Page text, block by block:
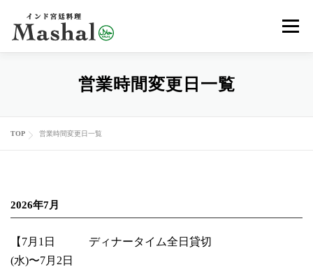
メニ
デリバリー ご予約 アクセス
レッスン イベント
営業時間変更日一覧
TOP 営業時間変更日一覧
2026年7月
【7月1日
(水)〜7月2日
ディナータイム全日貸切